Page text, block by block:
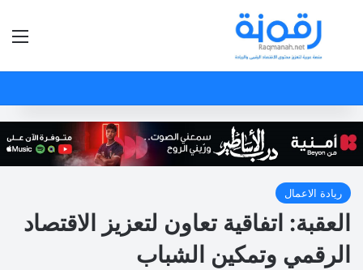
بحث عن
ريادة الاعمال
العقبة: اتفاقية تعاون لتعزيز الاقتصاد
الرقمي وتمكين الشباب